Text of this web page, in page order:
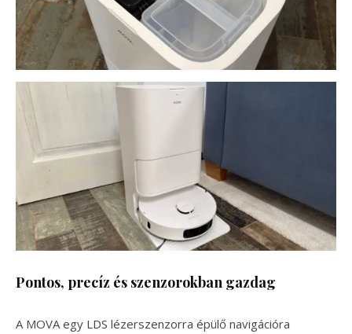
Pontos, precíz és szenzorokban gazdag
A MOVA egy LDS lézerszenzorra épülő navigációra